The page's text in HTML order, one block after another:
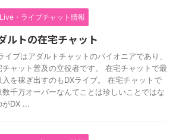
・ライブチャット情報
ルトの在宅チャット
イブはアダルトチャットのパイオニアであり、
チャット普及の立役者です。 在宅チャットで最
入を稼ぎ出すのもDXライブ。 在宅チャットで
数千万オーバーなんてことは珍しいことではな
がDX ...